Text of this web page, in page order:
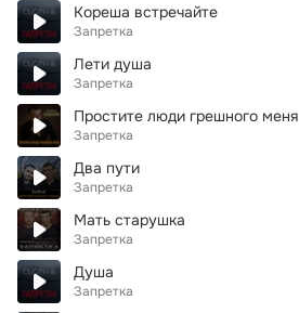
Кореша встречайте
Запретка
Лети душа
Запретка
Простите люди грешного меня
Запретка
Два пути
Запретка
Мать старушка
Запретка
Душа
Запретка